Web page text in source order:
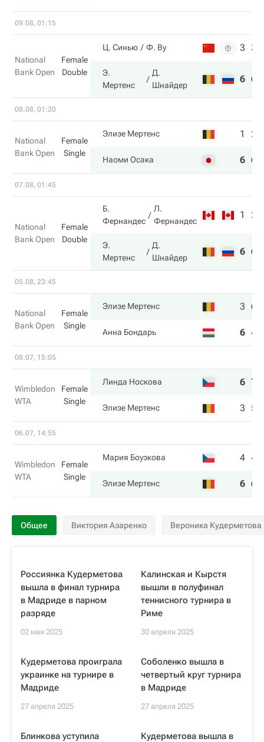
09.08, 01:15
National
Bank Open
Female
Double
Ц. Синью Ф. Ву 3 3
Э.
Мертенс
Д.
Шнайдер
6 6
08.08, 01:20
National
Bank Open
Female
Single
Элизе Мертенс 1 2
Наоми Осака 6 6
07.08, 01:45
National
Bank Open
Female
Double
Б.
Фернандес
Л.
Фернандес
1 2
Э.
Мертенс
Д.
Шнайдер
6 6
05.08, 23:45
National
Bank Open
Female
Single
Элизе Мертенс 3 6
Анна Бондарь 6 4
08.07, 15:05
Wimbledon
WTA
Female
Single
Линда Носкова 6 7
Элизе Мертенс 3 5
06.07, 14:55
Wimbledon
WTA
Female
Single
Мария Боузкова 4 4
Элизе Мертенс 6 6
Общее Виктория Азаренко Вероника Кудерметова
Россиянка Кудерметова
вышла в финал турнира
в Мадриде в парном
разряде
02 мая 2025
Калинская и Кырстя
вышли в полуфинал
теннисного турнира в
Риме
30 апреля 2025
Кудерметова проиграла
украинке на турнире в
Мадриде
27 апреля 2025
Соболенко вышла в
четвертый круг турнира
в Мадриде
27 апреля 2025
Блинкова уступила
Кудерметова вышла в